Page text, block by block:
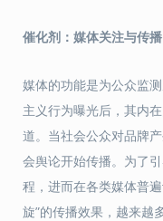
催化剂：媒体关注与传播
媒体的功能是为公众监
主义行为曝光后，其内
道。当社会公众对品牌
会舆论开始传播。为了
程，进而在各类媒体普
旋”的传播效果，越来越